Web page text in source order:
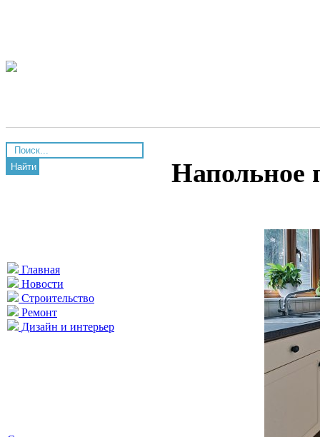
Найти
Главная
Новости
Строительство
Ремонт
Дизайн и интерьер
Напольное